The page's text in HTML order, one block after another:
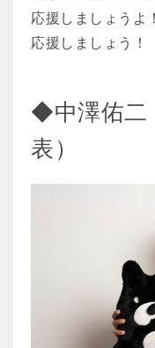
応援しましょうよ
応援しましょう！
◆中澤佑二
表）